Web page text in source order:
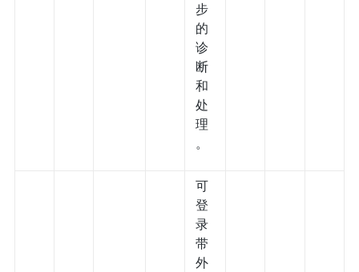
步
的
诊
断
和
处
理
。
可
登
录
带
外